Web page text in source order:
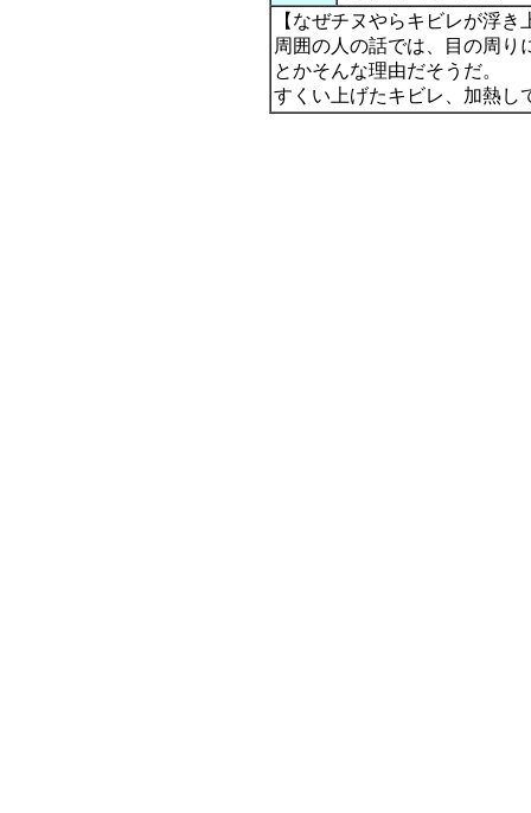
【なぜチヌやらキビレが浮
周囲の人の話では、目の周り
とかそんな理由だそうだ。
すくい上げたキビレ、加熱し